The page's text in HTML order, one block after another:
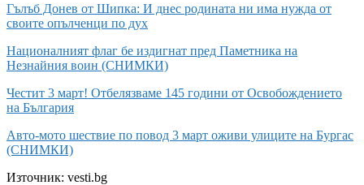
Гълъб Донев от Шипка: И днес родината ни има нужда от
своите опълченци по дух
Националният флаг бе издигнат пред Паметника на
Незнайния воин (СНИМКИ)
Честит 3 март! Отбелязваме 145 години от Освобождението
на България
Авто-мото шествие по повод 3 март оживи улиците на Бургас
(СНИМКИ)
Източник: vesti.bg